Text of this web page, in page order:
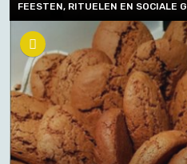
FEESTEN, RITUELEN EN SOCIALE